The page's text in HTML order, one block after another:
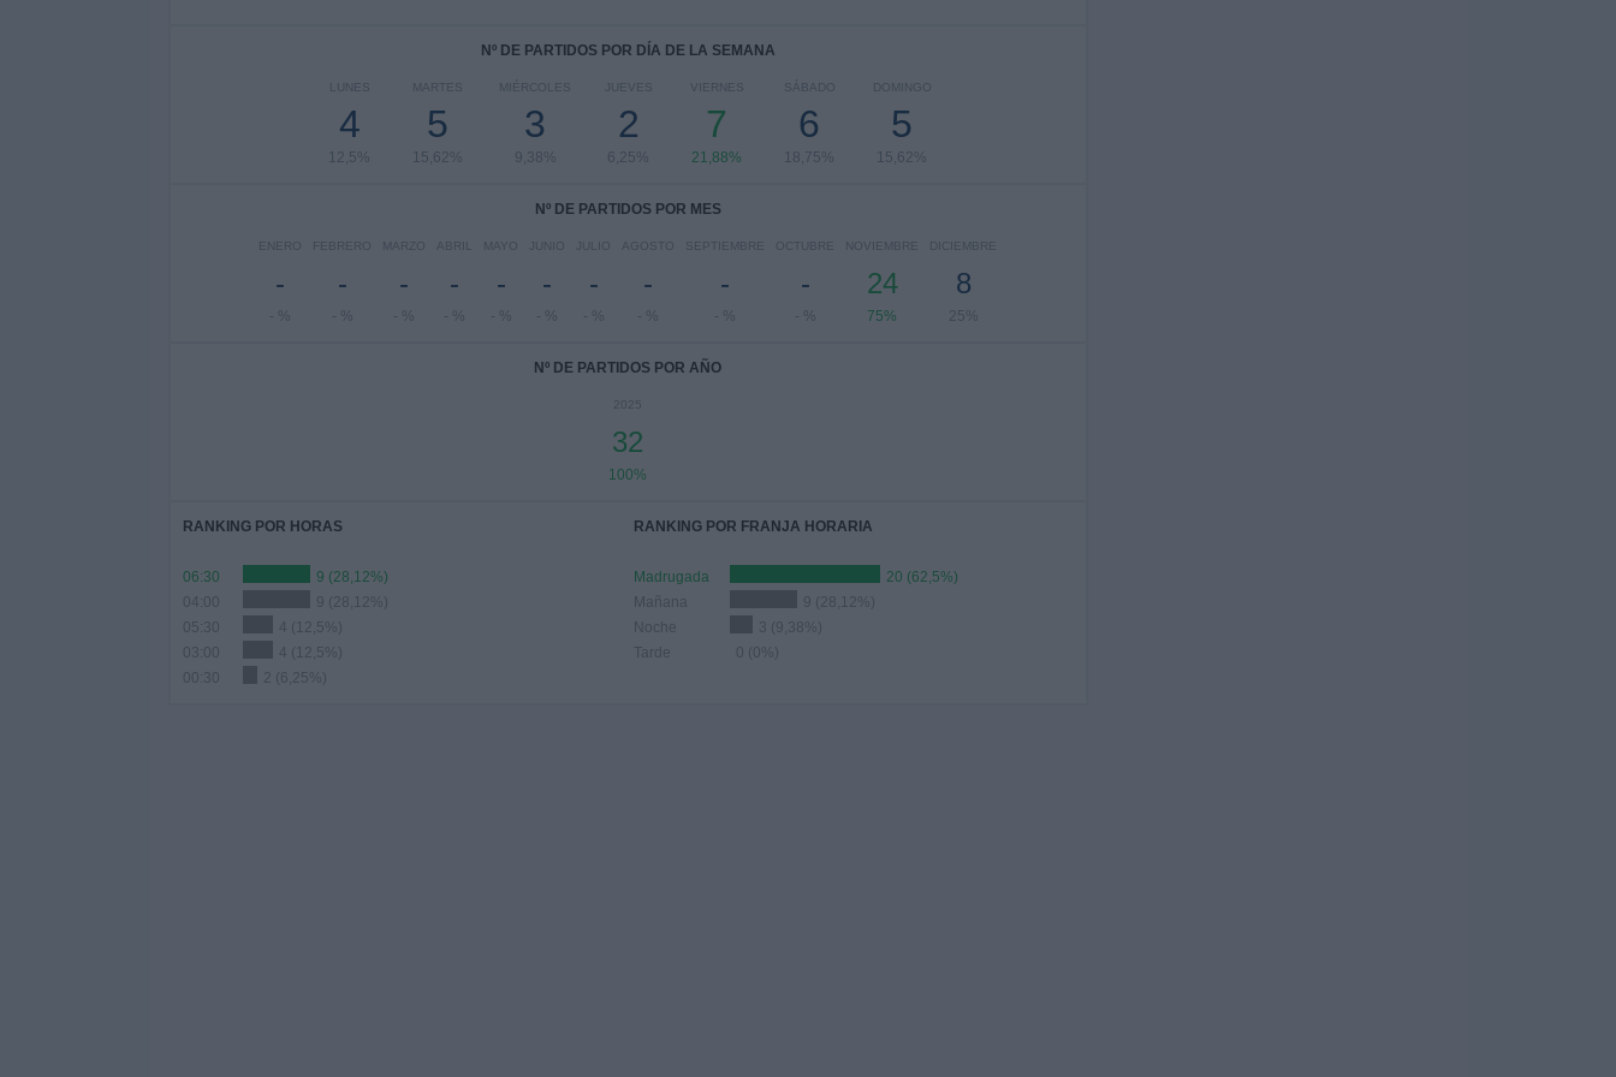
Nº DE PARTIDOS POR DÍA DE LA SEMANA
LUNES
4
12,5%
MARTES
5
15,62%
MIÉRCOLES
3
9,38%
JUEVES
2
6,25%
VIERNES
7
21,88%
SÁBADO
6
18,75%
DOMINGO
5
15,62%
Nº DE PARTIDOS POR MES
ENERO
-
- %
FEBRERO
-
- %
MARZO
-
- %
ABRIL
-
- %
MAYO
-
- %
JUNIO
-
- %
JULIO
-
- %
AGOSTO
-
- %
SEPTIEMBRE
-
- %
OCTUBRE
-
- %
NOVIEMBRE
24
75%
DICIEMBRE
8
25%
Nº DE PARTIDOS POR AÑO
2025
32
100%
RANKING POR HORAS
06:30
9 (28,12%)
9 (28,12%)
05:30
4 (12,5%)
03:00
4 (12,5%)
00:30
2 (6,25%)
RANKING POR FRANJA HORARIA
Madrugada
20 (62,5%)
Mañana
9 (28,12%)
Noche
3 (9,38%)
Tarde
0 (0%)